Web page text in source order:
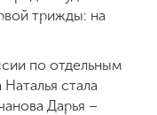
трижды: на
по отдельным
стала
Дарья –